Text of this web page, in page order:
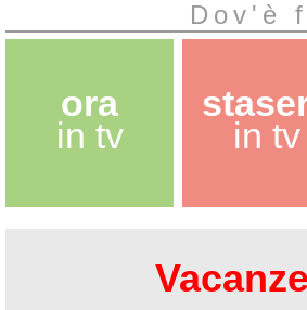
Dov'è
ora
in tv
in tv